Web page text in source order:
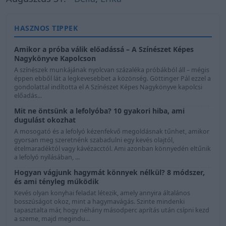
HASZNOS TIPPEK
Amikor a próba válik előadássá – A Színészet Képes
Nagykönyve Kapolcson
A színészek munkájának nyolcvan százaléka próbákból áll – mégis
éppen ebből lát a legkevesebbet a közönség. Göttinger Pál ezzel a
gondolattal indította el A Színészet Képes Nagykönyve kapolcsi
előadás...
Mit ne öntsünk a lefolyóba? 10 gyakori hiba, ami
dugulást okozhat
A mosogató és a lefolyó kézenfekvő megoldásnak tűnhet, amikor
gyorsan meg szeretnénk szabadulni egy kevés olajtól,
ételmaradéktól vagy kávézacctól. Ami azonban könnyedén eltűnik
a lefolyó nyílásában, ...
Hogyan vágjunk hagymát könnyek nélkül? 8 módszer,
és ami tényleg működik
Kevés olyan konyhai feladat létezik, amely annyira általános
bosszúságot okoz, mint a hagymavágás. Szinte mindenki
tapasztalta már, hogy néhány másodperc aprítás után csípni kezd
a szeme, majd megindu...